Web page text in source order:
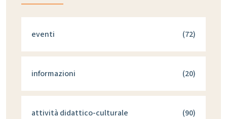
eventi (72)
informazioni (20)
attività didattico-culturale (90)